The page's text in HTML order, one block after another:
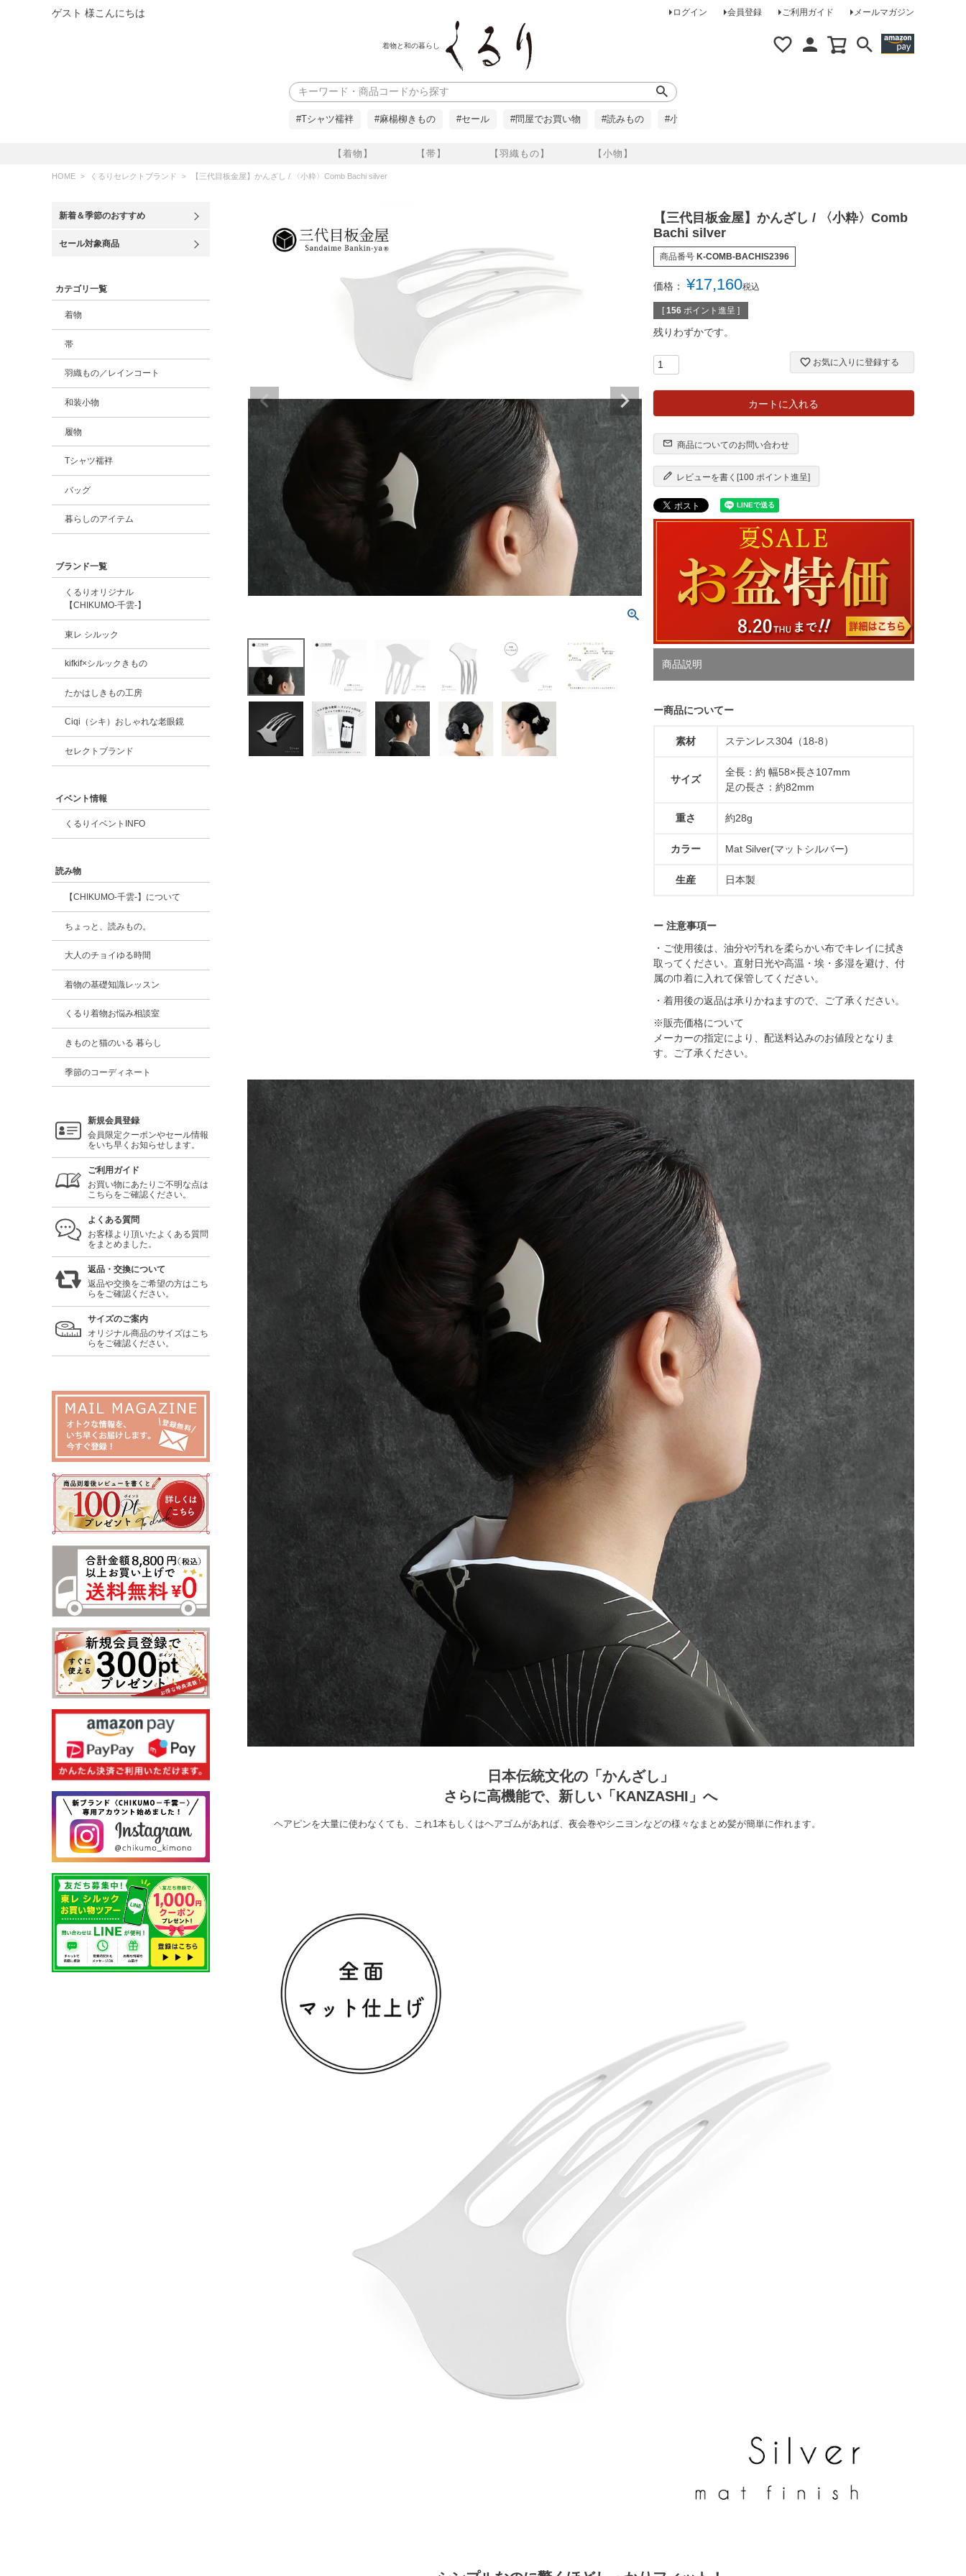
ゲスト 様こんにちは ログイン 会員登録 ご利用ガイド メールマガジン
着物と和の暮らし
【着物】 【帯】 【羽織もの】 【小物】
検索
#Tシャツ襦袢 #麻楊柳きもの #セール #問屋でお買い物 #読みもの #小柄な方に
HOME くるりセレクトブランド 【三代目板金屋】かんざし / 〈小粋〉Comb Bachi silver
新着＆季節のおすすめ
セール対象商品
カテゴリ一覧
着物
帯
羽織もの／レインコート
和装小物
履物
Tシャツ襦袢
バッグ
暮らしのアイテム
ブランド一覧
くるりオリジナル
【CHIKUMO-千雲-】
東レ シルック
kifkif×シルックきもの
たかはしきもの工房
Ciqi（シキ）おしゃれな老眼鏡
セレクトブランド
イベント情報
くるりイベントINFO
読み物
【CHIKUMO-千雲-】について
ちょっと、読みもの。
大人のチョイゆる時間
着物の基礎知識レッスン
くるり着物お悩み相談室
きものと猫のいる 暮らし
季節のコーディネート
新規会員登録
会員限定クーポンやセール情報
をいち早くお知らせします。
ご利用ガイド
お買い物にあたりご不明な点は
こちらをご確認ください。
よくある質問
お客様より頂いたよくある質問
をまとめました。
返品・交換について
返品や交換をご希望の方はこち
らをご確認ください。
サイズのご案内
オリジナル商品のサイズはこち
らをご確認ください。
【三代目板金屋】かんざし / 〈小粋〉Comb
Bachi silver
商品番号 K-COMB-BACHIS2396
価格： ¥17,160税込
[ 156 ポイント進呈 ]
残りわずかです。
お気に入りに登録する
カートに入れる
商品についてのお問い合わせ
レビューを書く[100 ポイント進呈]
商品説明
ー商品についてー
素材 ステンレス304（18-8）
サイズ
全長：約 幅58×長さ107mm
足の長さ：約82mm
重さ 約28g
カラー Mat Silver(マットシルバー)
生産 日本製
ー 注意事項ー
・ご使用後は、油分や汚れを柔らかい布でキレイに拭き
取ってください。直射日光や高温・埃・多湿を避け、付
属の巾着に入れて保管してください。
・着用後の返品は承りかねますので、ご了承ください。
※販売価格について
メーカーの指定により、配送料込みのお値段となりま
す。ご了承ください。
日本伝統文化の「かんざし」
さらに高機能で、新しい「KANZASHI」へ
ヘアピンを大量に使わなくても、これ1本もしくはヘアゴムがあれば、夜会巻やシニヨンなどの様々なまとめ髪が簡単に作れます。